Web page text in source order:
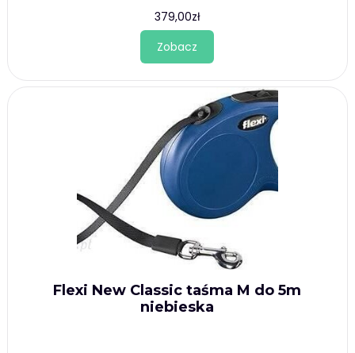
379,00zł
Zobacz
Flexi New Classic taśma M do 5m
niebieska